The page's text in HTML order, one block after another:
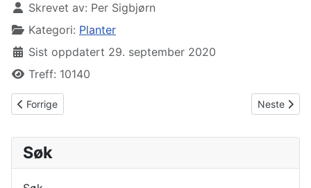
Skrevet av: Per Sigbjørn
Kategori: Planter
Sist oppdatert 29. september 2020
Treff: 10140
Forrige artikkel: Nytt år, ny chili-sesong
Forrige Neste
Neste
Søk